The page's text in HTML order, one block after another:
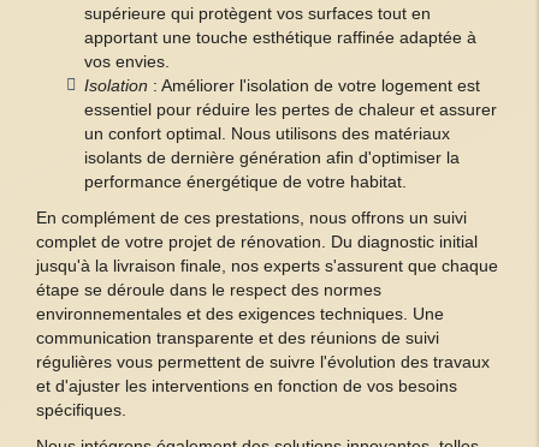
supérieure qui protègent vos surfaces tout en
apportant une touche esthétique raffinée adaptée à
vos envies.
Isolation : Améliorer l'isolation de votre logement est
essentiel pour réduire les pertes de chaleur et assurer
un confort optimal. Nous utilisons des matériaux
isolants de dernière génération afin d'optimiser la
performance énergétique de votre habitat.
En complément de ces prestations, nous offrons un suivi
complet de votre projet de rénovation. Du diagnostic initial
jusqu'à la livraison finale, nos experts s'assurent que chaque
étape se déroule dans le respect des normes
environnementales et des exigences techniques. Une
communication transparente et des réunions de suivi
régulières vous permettent de suivre l'évolution des travaux
et d'ajuster les interventions en fonction de vos besoins
spécifiques.